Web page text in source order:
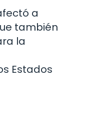
a
también
la
Estados